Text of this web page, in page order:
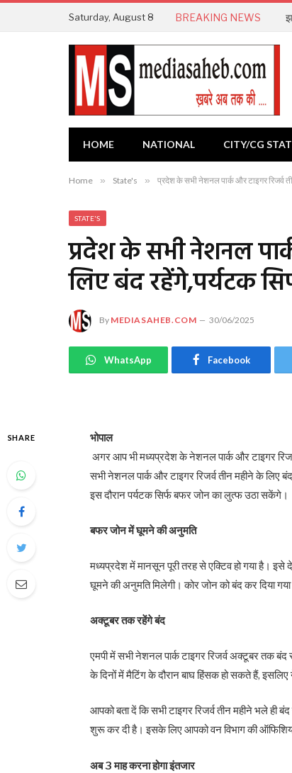
Saturday, August 8 BREAKING NEWS
HOME NATIONAL CITY/CG
Home » State's » प्रदेश के सभी नेशनल पार्क और टाइगर रिजर्व
STATE'S
प्रदेश के सभी नेशनल
लिए बंद रहेंगे,पर्यटक
By MEDIASAHEB.COM 30/06/2025
WhatsApp Facebook
SHARE
भोपाल
अगर आप भी मध्यप्रदेश के नेशनल पार्क और टाइगर
सभी नेशनल पार्क और टाइगर रिजर्व तीन महीने के
इस दौरान पर्यटक सिर्फ बफर जोन का लुत्फ उठा सकेंगे।
बफर जोन में घूमने की अनुमति
मध्यप्रदेश में मानसून पूरी तरह से एक्टिव हो गया है। इसे
घूमने की अनुमति मिलेगी। कोर जोन को बंद कर दिया
अक्टूबर तक रहेंगे बंद
एमपी में सभी नेशनल पार्क टाइगर रिजर्व अक्टूबर तक
के दिनों में मैटिंग के दौरान बाघ हिंसक हो सकते हैं, इसलिए
आपको बता दें कि सभी टाइगर रिजर्व तीन महीने भले
शुरू कर दी है। इसके लिए आपको वन विभाग की
अब 3 माह करना होगा इंतजार